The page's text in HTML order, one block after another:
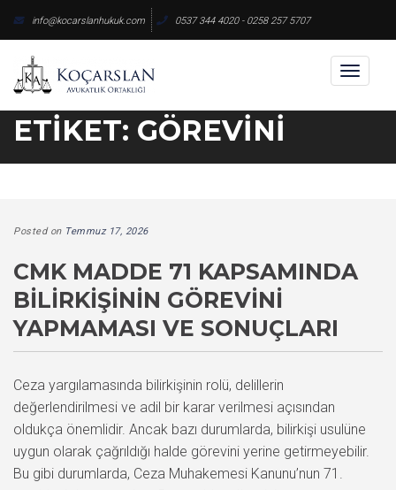
content
info@kocarslanhukuk.com 0537 344 4020 - 0258 257 5707
Toggle
ETIKET: GÖREVINI
Posted on Temmuz 17, 2026
CMK MADDE 71 KAPSAMINDA
BILIRKIŞININ GÖREVINI
YAPMAMASI VE SONUÇLARI
Ceza yargılamasında bilirkişinin rolü, delillerin
değerlendirilmesi ve adil bir karar verilmesi açısından
oldukça önemlidir. Ancak bazı durumlarda, bilirkişi usulüne
uygun olarak çağrıldığı halde görevini yerine getirmeyebilir.
Bu gibi durumlarda, Ceza Muhakemesi Kanunu’nun 71.